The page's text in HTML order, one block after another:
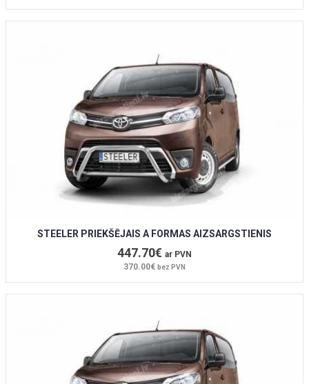
STEELER PRIEKŠĒJAIS A FORMAS AIZSARGSTIENIS
447.70€ ar PVN
370.00€ bez PVN